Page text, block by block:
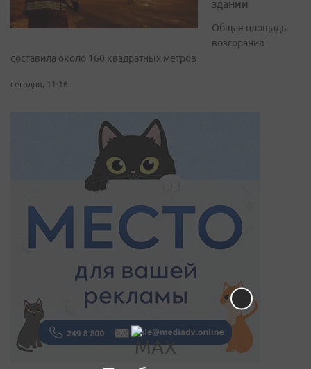
здании
Общая площадь
возгорания
составила около 160 квадратных метров
сегодня, 11:16